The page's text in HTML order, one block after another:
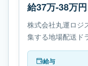
給37万-38万円
株式会社丸運ロジ
集する地場配送ド
トラックです。必
者です。
給与